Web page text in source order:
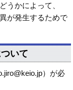
うかによって、
が発生するためで
いて
）が必